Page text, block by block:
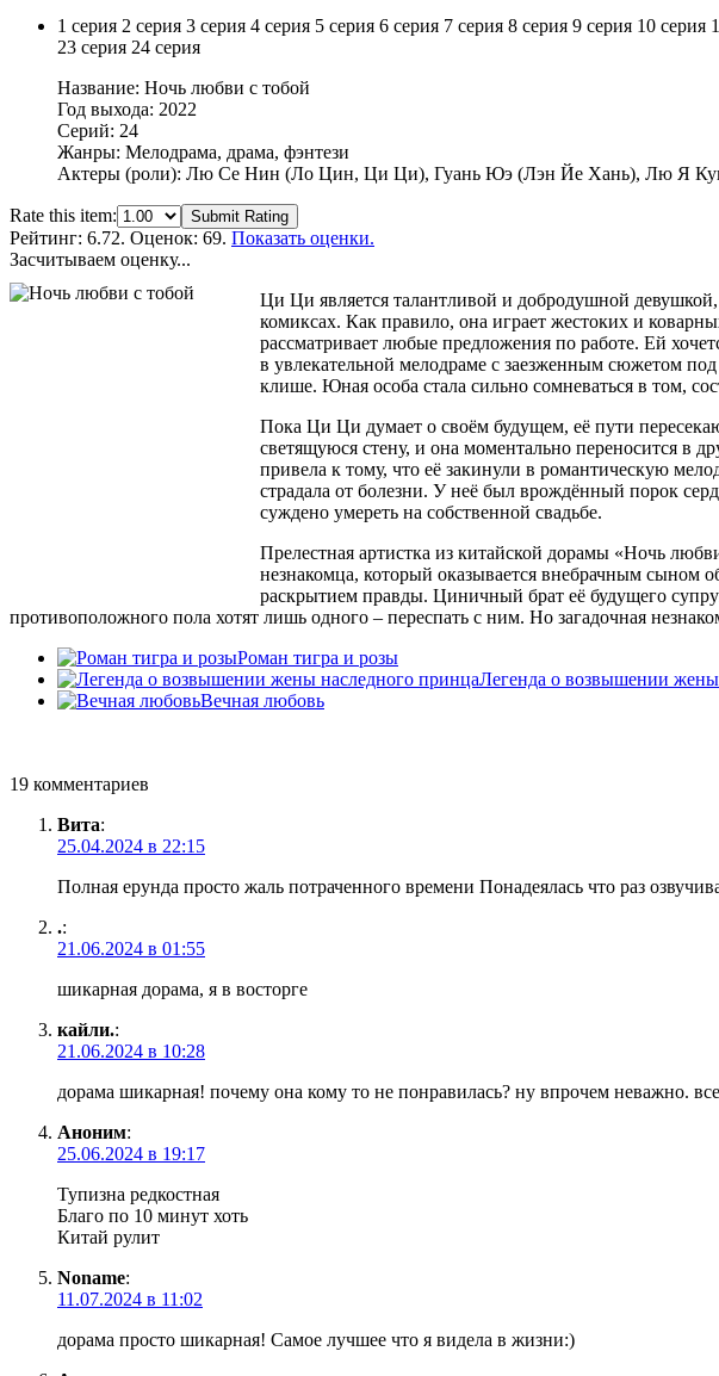
1 серия 2 серия 3 серия 4 серия 5 серия 6 серия 7 серия 8 серия 9 серия 10 серия
23 серия 24 серия
Название: Ночь любви с тобой
Год выхода: 2022
Серий: 24
Жанры: Мелодрама, драма, фэнтези
Актеры (роли): Лю Се Нин (Ло Цин, Ци Ци), Гуань Юэ (Лэн Йе Хань), Лю Я
Rate this item: Submit Rating
Рейтинг: 6.72. Оценок: 69. Показать оценки.
Засчитываем оценку...
Ци Ци является талантливой и добродушной девушкой,
комиксах. Как правило, она играет жестоких и
рассматривает любые предложения по работе. Ей
в увлекательной мелодраме с заезженным сюжетом
клише. Юная особа стала сильно сомневаться в том,
Пока Ци Ци думает о своём будущем, её пути
светящуюся стену, и она моментально переносится в
привела к тому, что её закинули в романтическую
страдала от болезни. У неё был врождённый порок
суждено умереть на собственной свадьбе.
Прелестная артистка из китайской дорамы «Ночь
незнакомца, который оказывается внебрачным сыном
раскрытием правды. Циничный брат её будущего
противоположного пола хотят лишь одного – переспать с ним. Но загадочная
Роман тигра и розы
Легенда о возвышении
Вечная любовь
19 комментариев
Вита:
25.04.2024 в 22:15
Полная ерунда просто жаль потраченного времени Понадеялась что раз
.:
21.06.2024 в 01:55
шикарная дорама, я в восторге
кайли.:
21.06.2024 в 10:28
дорама шикарная! почему она кому то не понравилась? ну впрочем неважно.
Аноним:
25.06.2024 в 19:17
Тупизна редкостная
Благо по 10 минут хоть
Китай рулит
Noname:
11.07.2024 в 11:02
дорама просто шикарная! Самое лучшее что я видела в жизни:)